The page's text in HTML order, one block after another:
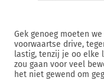
Gek genoeg moeten
voorwaartse drive,
lastig, tenzij je oo elke
zou gaan voor veel
het niet gewend om